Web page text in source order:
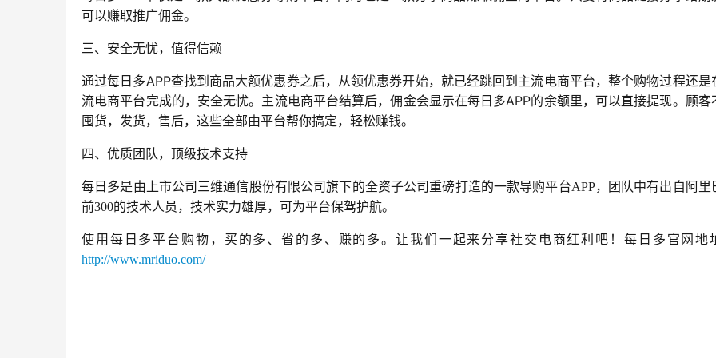
可以赚取推广佣金。
三、安全无忧，值得信赖
通过每日多APP查找到商品大额优惠券之后，从领优惠券开始，就已经跳回到主流电商平台，整个购物过程还是
流电商平台完成的，安全无忧。主流电商平台结算后，佣金会显示在每日多APP的余额里，可以直接提现。顾客
囤货，发货，售后，这些全部由平台帮你搞定， 轻松赚钱。
四、优质团队，顶级技术支持
每日多是由 上市公司三维通信股份有限公司旗下的全资子公司 重磅打造的一款导购平台APP，团队中有出自阿里
前300的技术人员， 技术实力雄厚，可为平台保驾护航。
使用每日多平台购物，买的多、省的多、赚的多。让我们一起来分享社交电商红利吧！ 每日多官网地
http://www.mriduo.com/